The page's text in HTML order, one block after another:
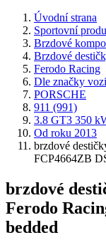
Úvodní strana
Sportovní
Brzdové
Brzdové
Ferodo Racing
Dle značky
PORSCHE
911 (991)
3.8 GT3 350
Od roku 2013
brzdové
FCP4664ZB
brzdové
Ferodo
bedded